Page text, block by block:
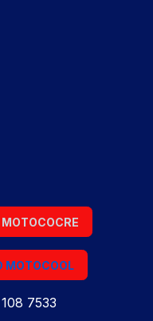
MOTOCOOL
7533